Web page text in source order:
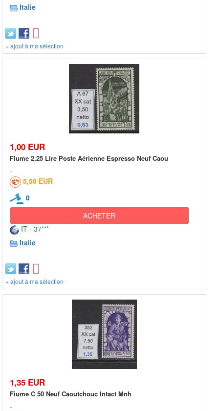
Italie
+ ajout à ma sélection
1,00 EUR
Fiume 2,25 Lire Poste Aérienne Espresso Neuf Caou
5,50 EUR
0
ACHETER
IT - 37***
Italie
+ ajout à ma sélection
1,35 EUR
Fiume C 50 Neuf Caoutchouc Intact Mnh